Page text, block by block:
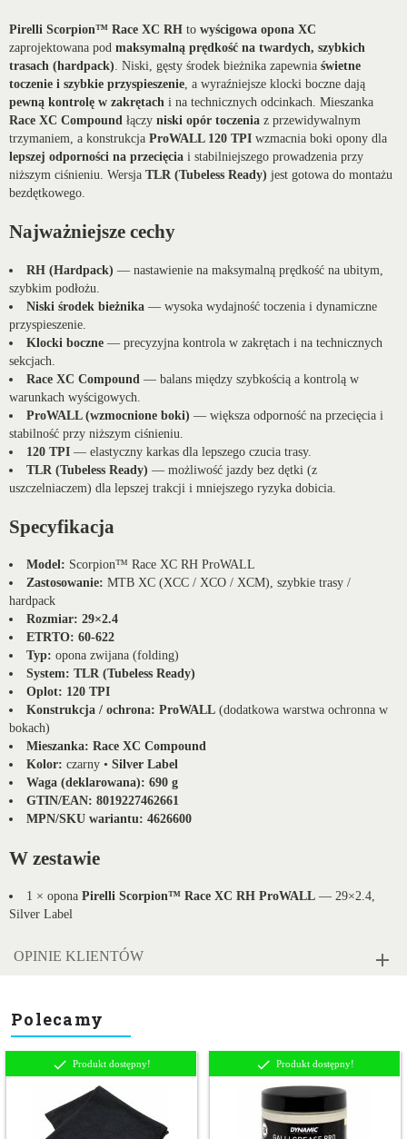
Pirelli Scorpion™ Race XC RH to wyścigowa opona XC
zaprojektowana pod maksymalną prędkość na twardych, szybkich
trasach (hardpack) . Niski, gęsty środek bieżnika zapewnia świetne
toczenie i szybkie przyspieszenie , a wyraźniejsze klocki boczne dają
pewną kontrolę w zakrętach i na technicznych odcinkach. Mieszanka
Race XC Compound łączy niski opór toczenia z przewidywalnym
trzymaniem, a konstrukcja ProWALL 120 TPI wzmacnia boki opony dla
lepszej odporności na przecięcia i stabilniejszego prowadzenia przy
niższym ciśnieniu. Wersja TLR (Tubeless Ready) jest gotowa do montażu
bezdętkowego.
Najważniejsze cechy
RH (Hardpack) — nastawienie na maksymalną prędkość na ubitym,
szybkim podłożu.
Niski środek bieżnika — wysoka wydajność toczenia i dynamiczne
przyspieszenie.
Klocki boczne — precyzyjna kontrola w zakrętach i na technicznych
sekcjach.
Race XC Compound — balans między szybkością a kontrolą w
warunkach wyścigowych.
ProWALL (wzmocnione boki) — większa odporność na przecięcia i
stabilność przy niższym ciśnieniu.
120 TPI — elastyczny karkas dla lepszego czucia trasy.
TLR (Tubeless Ready) — możliwość jazdy bez dętki (z
uszczelniaczem) dla lepszej trakcji i mniejszego ryzyka dobicia.
Specyfikacja
Model: Scorpion™ Race XC RH ProWALL
Zastosowanie: MTB XC (XCC / XCO / XCM), szybkie trasy /
hardpack
Rozmiar: 29×2.4
ETRTO: 60-622
Typ: opona zwijana (folding)
System: TLR (Tubeless Ready)
Oplot: 120 TPI
Konstrukcja / ochrona: ProWALL (dodatkowa warstwa ochronna w
bokach)
Mieszanka: Race XC Compound
Kolor: czarny • Silver Label
Waga (deklarowana): 690 g
GTIN/EAN: 8019227462661
MPN/SKU wariantu: 4626600
W zestawie
1 × opona Pirelli Scorpion™ Race XC RH ProWALL — 29×2.4,
Silver Label
OPINIE KLIENTÓW
Polecamy
Produkt dostępny! Produkt dostępny!